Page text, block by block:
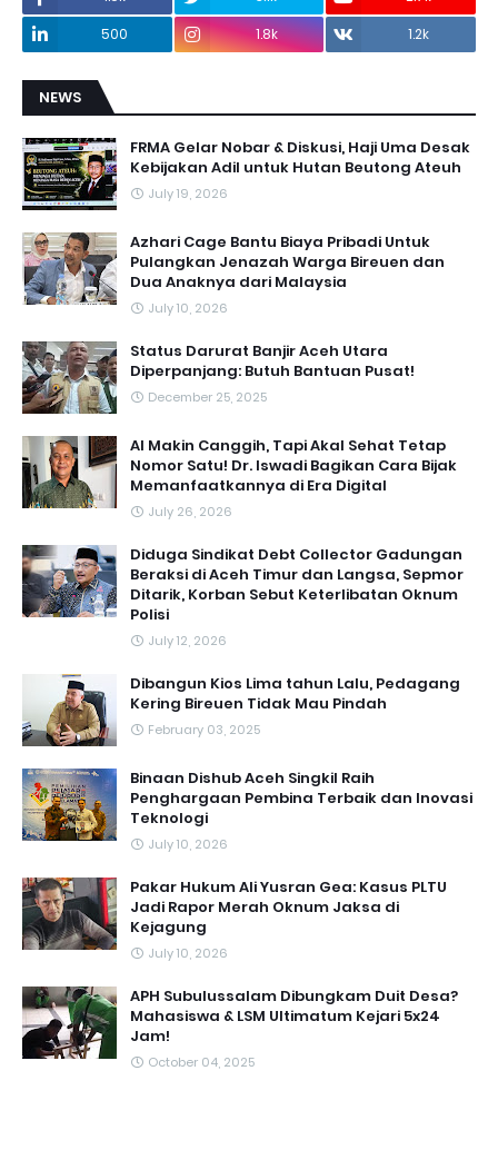
500
1.8k 1.2k
NEWS
FRMA Gelar Nobar & Diskusi, Haji Uma Desak
Kebijakan Adil untuk Hutan Beutong Ateuh
July 19, 2026
Azhari Cage Bantu Biaya Pribadi Untuk
Pulangkan Jenazah Warga Bireuen dan
Dua Anaknya dari Malaysia
July 10, 2026
Status Darurat Banjir Aceh Utara
Diperpanjang: Butuh Bantuan Pusat!
December 25, 2025
AI Makin Canggih, Tapi Akal Sehat Tetap
Nomor Satu! Dr. Iswadi Bagikan Cara Bijak
Memanfaatkannya di Era Digital
July 26, 2026
Diduga Sindikat Debt Collector Gadungan
Beraksi di Aceh Timur dan Langsa, Sepmor
Ditarik, Korban Sebut Keterlibatan Oknum
Polisi
July 12, 2026
Dibangun Kios Lima tahun Lalu, Pedagang
Kering Bireuen Tidak Mau Pindah
February 03, 2025
Binaan Dishub Aceh Singkil Raih
Penghargaan Pembina Terbaik dan Inovasi
Teknologi
July 10, 2026
Pakar Hukum Ali Yusran Gea: Kasus PLTU
Jadi Rapor Merah Oknum Jaksa di
Kejagung
July 10, 2026
APH Subulussalam Dibungkam Duit Desa?
Mahasiswa & LSM Ultimatum Kejari 5x24
Jam!
October 04, 2025